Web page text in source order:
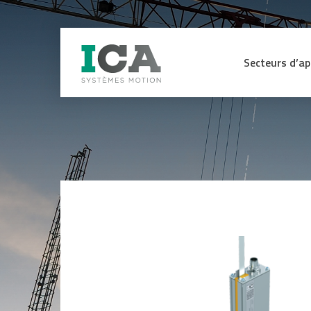
Secteurs
Secteur Médical
Energie
Industrie du bois
Engins de TP
Capteurs d’efforts et de couple
Capteurs angulaires et linéaires